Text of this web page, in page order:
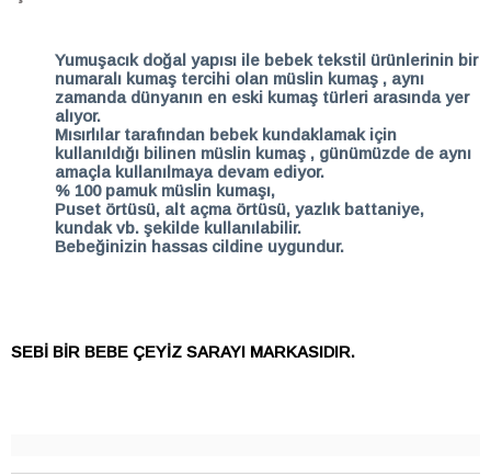
Yumuşacık doğal yapısı ile bebek tekstil ürünlerinin bir
numaralı kumaş tercihi olan müslin kumaş , aynı
zamanda dünyanın en eski kumaş türleri arasında yer
alıyor.
Mısırlılar tarafından bebek kundaklamak için
kullanıldığı bilinen müslin kumaş , günümüzde de aynı
amaçla kullanılmaya devam ediyor.
% 100 pamuk müslin kumaşı,
Puset örtüsü, alt açma örtüsü, yazlık battaniye,
kundak vb. şekilde kullanılabilir.
Bebeğinizin hassas cildine uygundur.
SEBİ BİR BEBE ÇEYİZ SARAYI MARKASIDIR.